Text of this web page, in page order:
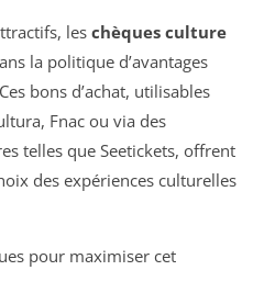
les chèques culture
la politique d’avantages
bons d’achat, utilisables
Fnac ou via des
telles que Seetickets, offrent
des expériences culturelles
pour maximiser cet